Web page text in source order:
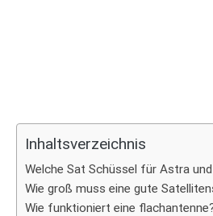
Inhaltsverzeichnis
Welche Sat Schüssel für Astra
Wie groß muss eine gute
Wie funktioniert eine